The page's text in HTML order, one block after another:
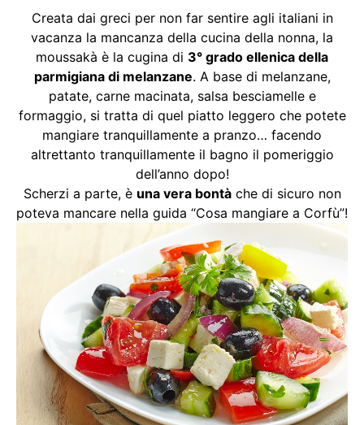
Creata dai greci per non far sentire agli italiani in
vacanza la mancanza della cucina della nonna, la
moussakà è la cugina di 3° grado ellenica della
parmigiana di melanzane. A base di melanzane,
patate, carne macinata, salsa besciamelle e
formaggio, si tratta di quel piatto leggero che potete
mangiare tranquillamente a pranzo… facendo
altrettanto tranquillamente il bagno il pomeriggio
dell’anno dopo!
Scherzi a parte, è una vera bontàche di sicuro non
poteva mancare nella guida “Cosa mangiare a Corfù”!